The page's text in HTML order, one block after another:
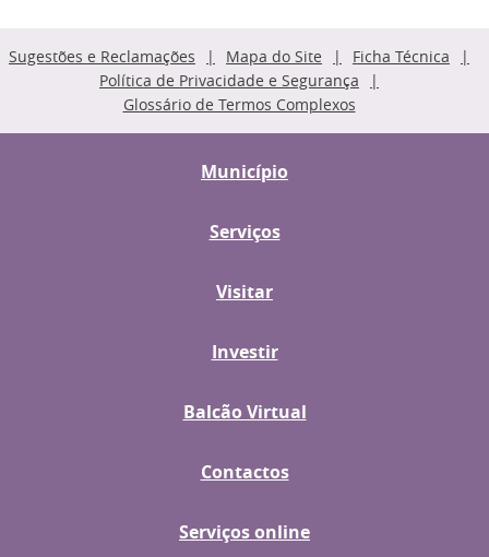
Sugestões e Reclamações Mapa do Site
Ficha Técnica
Política de Privacidade e Segurança
Glossário de Termos Complexos
Município
Serviços
Visitar
Investir
Balcão Virtual
Contactos
Serviços online